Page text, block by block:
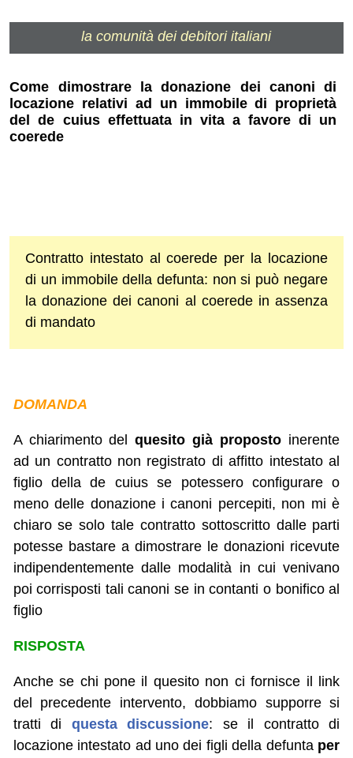
la comunità dei debitori italiani
Come dimostrare la donazione dei canoni di
locazione relativi ad un immobile di proprietà
del de cuius effettuata in vita a favore di un
coerede
Contratto intestato al coerede per la locazione
di un immobile della defunta: non si può negare
la donazione dei canoni al coerede in assenza
di mandato
DOMANDA
A chiarimento delquesito già proposto inerente
ad un contratto non registrato di affitto intestato al
figlio della de cuius se potessero configurare o
meno delle donazione i canoni percepiti, non mi è
chiaro se solo tale contratto sottoscritto dalle parti
potesse bastare a dimostrare le donazioni ricevute
indipendentemente dalle modalità in cui venivano
poi corrisposti tali canoni se in contanti o bonifico al
figlio
RISPOSTA
Anche se chi pone il quesito non ci fornisce il link
del precedente intervento, dobbiamo supporre si
tratti di questa discussione: se il contratto di
locazione intestato ad uno dei figli della defunta per